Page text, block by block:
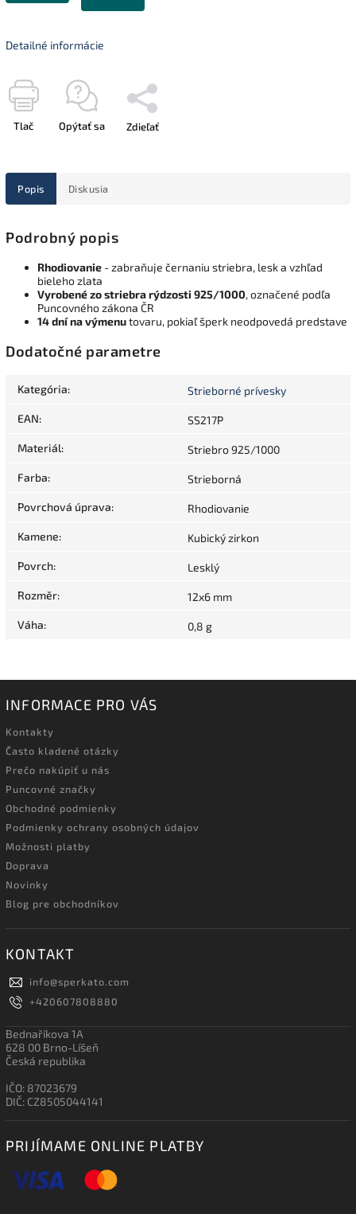
Detailné informácie
Tlač Opýtať sa Zdieľať
Popis Diskusia
Podrobný popis
Rhodiovanie - zabraňuje černaniu striebra, lesk a vzhľad
bieleho zlata
Vyrobené zo striebra rýdzosti 925/1000, označené podľa
Puncovného zákona ČR
14 dní na výmenutovaru, pokiaľ šperk neodpovedá predstave
Dodatočné parametre
Kategória: Strieborné prívesky
EAN: SS217P
Materiál: Striebro 925/1000
Farba: Strieborná
Povrchová úprava: Rhodiovanie
Kamene: Kubický zirkon
Povrch: Lesklý
Rozměr: 12x6 mm
Váha: 0,8 g
INFORMACE PRO VÁS
Kontakty
Často kladené otázky
Prečo nakúpiť u nás
Puncovné značky
Obchodné podmienky
Podmienky ochrany osobných údajov
Možnosti platby
Doprava
Novinky
Blog pre obchodníkov
KONTAKT
info@sperkato.com
+420607808880
Bednaříkova 1A
628 00 Brno-Líšeň
Česká republika
IČO: 87023679
DIČ: CZ8505044141
PRIJÍMAME ONLINE PLATBY